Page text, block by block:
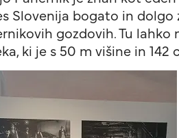
Slovenija bogato in
gozdovih. Tu
ki je s 50 m višine in